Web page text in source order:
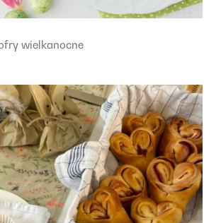
wielkanocne